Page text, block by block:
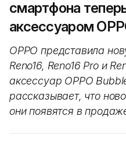
смартфона
аксессуаром
OPPO представила
Reno16, Reno16 Pro и
аксессуар OPPO
рассказывает, что
они появятся в